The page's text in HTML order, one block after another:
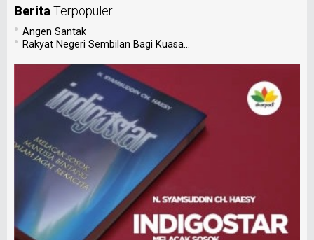
BeritaTerpopuler
• Angen Santak
• Rakyat Negeri Sembilan Bagi Kuasa...